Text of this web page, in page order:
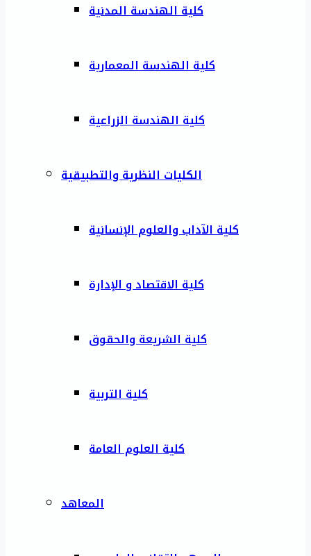
كلية الهندسة المدنية
كلية الهندسة المعمارية
كلية الهندسة الزراعية
الكليات النظرية والتطبيقية
كلية الآداب والعلوم الإنسانية
كلية الاقتصاد و الإدارة
كلية الشريعة والحقوق
كلية التربية
كلية العلوم العامة
المعاهد